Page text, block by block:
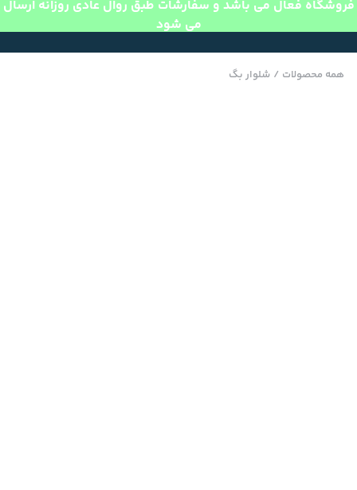
فروشگاه فعال می باشد و سفارشات طبق روال عادی روزانه ارسال
می شود
همه محصولات / شلوار بگ